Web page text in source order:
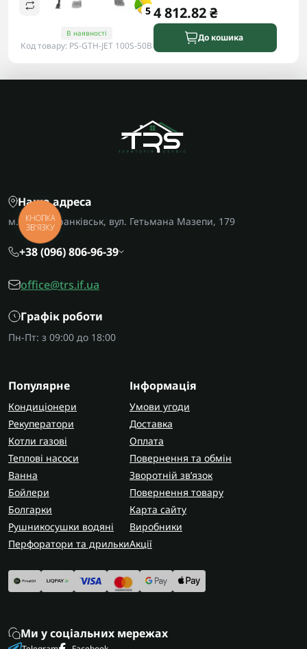
5
В наявності
Код товару: PS-GTH-JET 100S-50B
4 812.82 ₴
До кошика
Наша адреса
м. Івано-Франківськ, вул. Гетьмана Мазепи, 179
+38 (096) 806-96-39
office@trs.if.ua
Графік роботи
Пн-Пт: з 09:00 до 18:00
Популярне
Кондиціонери
Рекуператори
Котли газові
Теплові насоси
Ванна
Бойлери
Болгарки
Рушникосушки водяні
Перфоратори та дрильки
Інформація
Умови угоди
Доставка
Оплата
Повернення та обмін
Зворотній зв’язок
Повернення товару
Карта сайту
Виробники
Акції
Ми у соціальних мережах
КНОПКА
ЗВ'ЯЗКУ